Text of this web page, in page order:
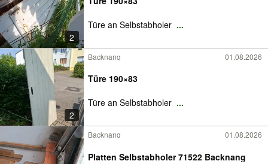
2
Türe an Selbstabholer ...
2
Backnang 01.08.2026
Türe 190×83
Türe an Selbstabholer ...
Backnang 01.08.2026
Platten Selbstabholer 71522 Backnang